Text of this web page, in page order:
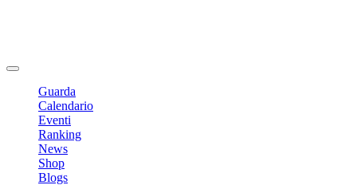
Guarda
Calendario
Eventi
Ranking
News
Shop
Blogs